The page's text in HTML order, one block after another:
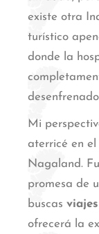
existe otra
turístico
donde la
Mi
aterricé en el
Nagaland.
promesa de
buscas
ofrecerá la